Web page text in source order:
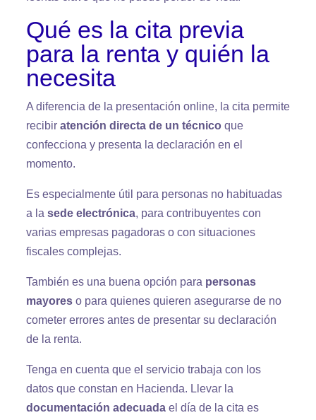
Qué es la cita previa
para la renta y quién la
necesita
A diferencia de la presentación online, la cita permite
recibir atención directa de un técnicoque
confecciona y presenta la declaración en el
momento.
Es especialmente útil para personas no habituadas
a la sede electrónica, para contribuyentes con
varias empresas pagadoras o con situaciones
fiscales complejas.
También es una buena opción para personas
mayoreso para quienes quieren asegurarse de no
cometer errores antes de presentar su declaración
de la renta.
Tenga en cuenta que el servicio trabaja con los
datos que constan en Hacienda. Llevar la
documentación adecuadael día de la cita es